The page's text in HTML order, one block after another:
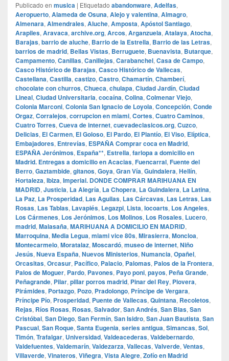
Publicado en musica | Etiquetado abandonware, Adelfas,
Aeropuerto, Alameda de Osuna, Alejo y valentina, Almagro,
Almenara, Almendrales, Aluche, Amposta, Apóstol Santiago,
Arapiles, Aravaca, archive.org, Arcos, Arganzuela, Atalaya, Atocha,
Barajas, barrio de aluche, Barrio de la Estrella, Barrio de las Letras,
barrios de madrid, Bellas Vistas, Berruguete, Buenavista, Butarque,
Campamento, Canillas, Canillejas, Carabanchel, Casa de Campo,
Casco Histórico de Barajas, Casco Histórico de Vallecas,
Castellana, Castilla, castizo, Castro, Chamartín, Chamberí,
chocolate con churros, Chueca, chulapa, Ciudad Jardín, Ciudad
Lineal, Ciudad Universitaria, cocaína, Colina, Colmenar Viejo,
Colonia Marconi, Colonia San Ignacio de Loyola, Concepción, Conde
Orgaz, Corralejos, corrupcion en miami, Cortes, Cuatro Caminos,
Cuatro Torres, Cueva de internet, cuevadeclasicos.org, Cuzco,
Delicias, El Carmen, El Goloso, El Pardo, El Plantío, El Viso, Elíptica,
Embajadores, Entrevías, ESPAÑA Comprar coca en Madrid,
ESPAÑA Jerónimos, España**, Estrella, farlopa a domicilio en
Madrid. Entregas a domicilio en Acacias, Fuencarral, Fuente del
Berro, Gaztambide, gitanos, Goya, Gran Vía, Guindalera, Hellín,
Hortaleza, Ibiza, Imperial. DONDE COMPRAR MARIHUANA EN
MADRID, Justicia, La Alegría, La Chopera, La Guindalera, La Latina,
La Paz, La Prosperidad, Las Aguilas, Las Cárcavas, Las Letras, Las
Rosas, Las Tablas, Lavapiés, Legazpi, Lista, locoarts, Los Angeles,
Los Cármenes, Los Jerónimos, Los Molinos, Los Rosales, Lucero,
madrid, Malasaña, MARIHUANA A DOMICILIO EN MADRID,
Marroquina, Media Legua, miami vice 80s, Mirasierra, Moncloa,
Montecarmelo, Moratalaz, Moscardó, museo de internet, Niño
Jesús, Nueva España, Nuevos Ministerios, Numancia, Opañel,
Orcasitas, Orcasur, Pacífico, Palacio, Palomas, Palos de la Frontera,
Palos de Moguer, Pardo, Pavones, Payo poni, payos, Peña Grande,
Peñagrande, Pilar, pillar porros madrid, Pinar del Rey, Piovera,
Pirámides, Portazgo, Pozo, Pradolongo, Príncipe de Vergara,
Príncipe Pío, Prosperidad, Puente de Vallecas, Quintana, Recoletos,
Rejas, Ríos Rosas, Rosas, Salvador, San Andrés, San Blas, San
Cristóbal, San Diego, San Fermín, San Isidro, San Juan Bautista, San
Pascual, San Roque, Santa Eugenia, series antigua, Simancas, Sol,
Timón, Trafalgar, Universidad, Valdeacederas, Valdebernardo,
Valdefuentes, Valdemarín, Valdezarza, Vallecas, Valverde, Ventas,
Villaverde, Vinateros, Viñegra, Vista Alegre, Zofío en Madrid